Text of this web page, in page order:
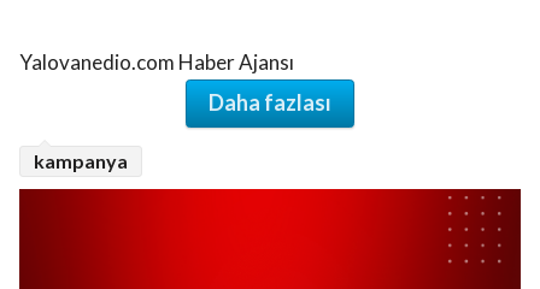
Yalovanedio.com Haber Ajansı
Daha fazlası
kampanya